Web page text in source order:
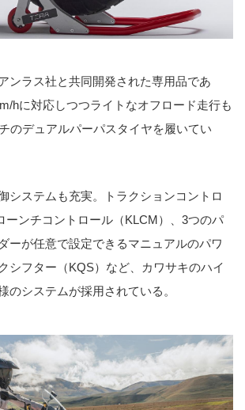
ンラス社と共同開発された専用品であ
hに対応しつつライトなオフロード走行も
のデュアルパーパスタイヤを履いてい
システムも充実。トラクションコントロ
ーンチコントロール（KLCM）、3つのパ
ーが任意で設定できるマニュアルのパワ
シフター（KQS）など、カワサキのハイ
のシステムが採用されている。